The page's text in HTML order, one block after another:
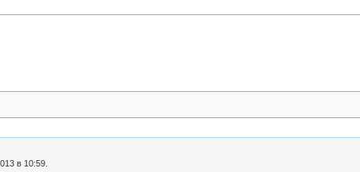
в 10:59.